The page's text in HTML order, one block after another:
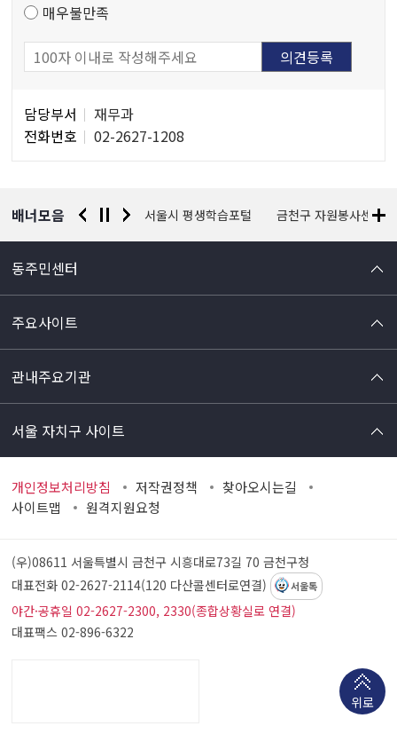
매우불만족
당
자
담당부서
재무과
전화번호
02-2627-1208
배너모음
찰청 유실물 통합포털 서울시 평생학습포털 금천구 자원봉사센터
동주민센터
주요사이트
관내주요기관
서울 자치구 사이트
개인정보처리방침 저작권정책
찾아오시는길
사이트맵
원격지원요청
위로
(우)08611 서울특별시 금천구 시흥대로73길 70금천구청
대표전화 02-2627-2114(120 다산콜센터로연결)
서울톡
야간·공휴일 02-2627-2300, 2330(종합상황실로 연결)
대표팩스 02-896-6322